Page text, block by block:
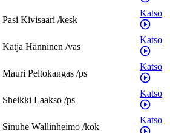
Pasi Kivisaari /kesk
Katso
Katja Hänninen /vas
Katso
Mauri Peltokangas /ps
Katso
Sheikki Laakso /ps
Katso
Sinuhe Wallinheimo /kok
Katso